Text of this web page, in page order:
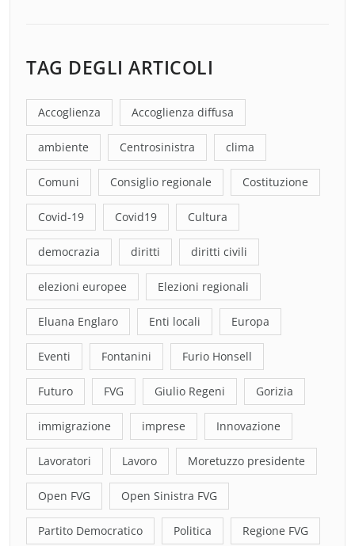
TAG DEGLI ARTICOLI
Accoglienza Accoglienza diffusa
ambiente Centrosinistra clima
Comuni Consiglio regionale Costituzione
Covid-19 Covid19 Cultura
democrazia diritti diritti civili
elezioni europee Elezioni regionali
Eluana Englaro Enti locali Europa
Eventi Fontanini Furio Honsell
Futuro FVG Giulio Regeni Gorizia
immigrazione imprese Innovazione
Lavoratori Lavoro Moretuzzo presidente
Open FVG Open Sinistra FVG
Partito Democratico Politica Regione FVG